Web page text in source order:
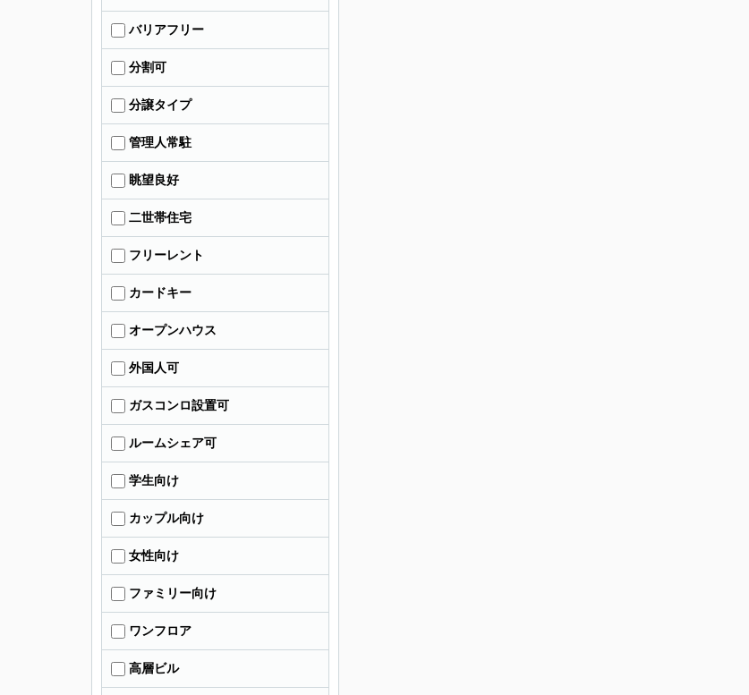
バリアフリー
分割可
分譲タイプ
管理人常駐
眺望良好
二世帯住宅
フリーレント
カードキー
オープンハウス
外国人可
ガスコンロ設置可
ルームシェア可
学生向け
カップル向け
女性向け
ファミリー向け
ワンフロア
高層ビル